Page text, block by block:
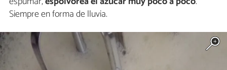
Siempre en forma de lluvia.